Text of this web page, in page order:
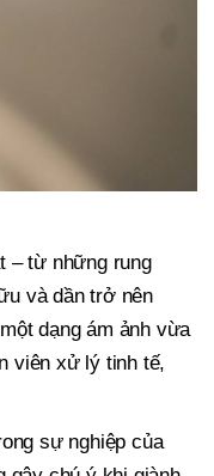
– từ những rung
và dần trở nên
dạng ám ảnh vừa
viên xử lý tinh tế,
sự nghiệp của